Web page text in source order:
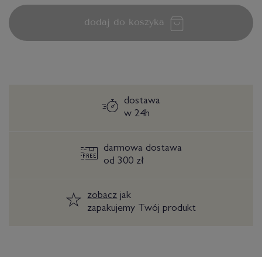
dodaj do koszyka
dostawa
w 24h
darmowa dostawa
od 300 zł
zobaczjak
zapakujemy Twój produkt